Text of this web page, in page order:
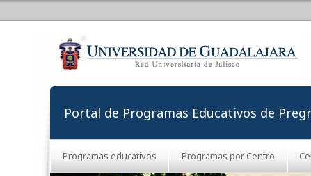
Portal de Programas Educativos de
Programas educativos Programas por Centro